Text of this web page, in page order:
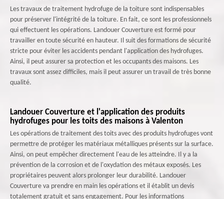
Les travaux de traitement hydrofuge de la toiture sont indispensables
pour préserver l'intégrité de la toiture. En fait, ce sont les professionnels
qui effectuent les opérations. Landouer Couverture est formé pour
travailler en toute sécurité en hauteur. Il suit des formations de sécurité
stricte pour éviter les accidents pendant l'application des hydrofuges.
Ainsi, il peut assurer sa protection et les occupants des maisons. Les
travaux sont assez difficiles, mais il peut assurer un travail de très bonne
qualité.
Landouer Couverture et l'application des produits
hydrofuges pour les toits des maisons à Valenton
Les opérations de traitement des toits avec des produits hydrofuges vont
permettre de protéger les matériaux métalliques présents sur la surface.
Ainsi, on peut empêcher directement l'eau de les atteindre. Il y a la
prévention de la corrosion et de l'oxydation des métaux exposés. Les
propriétaires peuvent alors prolonger leur durabilité. Landouer
Couverture va prendre en main les opérations et il établit un devis
totalement gratuit et sans engagement. Pour les informations